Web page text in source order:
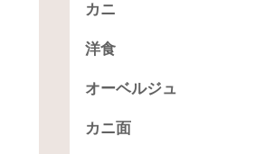
カニ
洋食
オーベルジュ
カニ面